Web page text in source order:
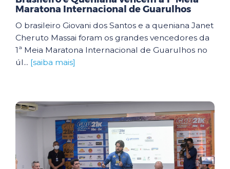
Maratona Internacional de Guarulhos
O brasileiro Giovani dos Santos e a queniana Janet
Cheruto Massai foram os grandes vencedores da
1ª Meia Maratona Internacional de Guarulhos no
úl... [saiba mais]